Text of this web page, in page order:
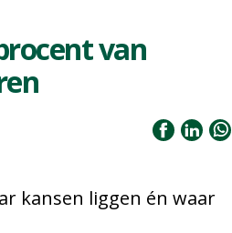
van
kansen liggen én waar